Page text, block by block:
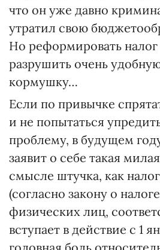
что он уже давно
утратил свою
Но реформировать
разрушить очень
кормушку…
Если по привычке
и не попытаться
проблему, в будущем
заявит о себе такая
смысле штучка, как
(согласно закону о
физических лиц,
вступает в действие с 1